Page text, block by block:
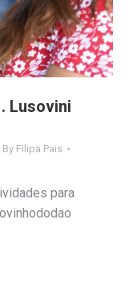
Lusovini
By Filipa Pais
para